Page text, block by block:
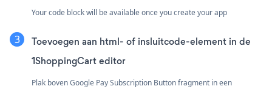
Your code block will be available once you create your app
Toevoegen aan html- of insluitcode-element in de
1ShoppingCart editor
Plak boven Google Pay Subscription Button fragment in een